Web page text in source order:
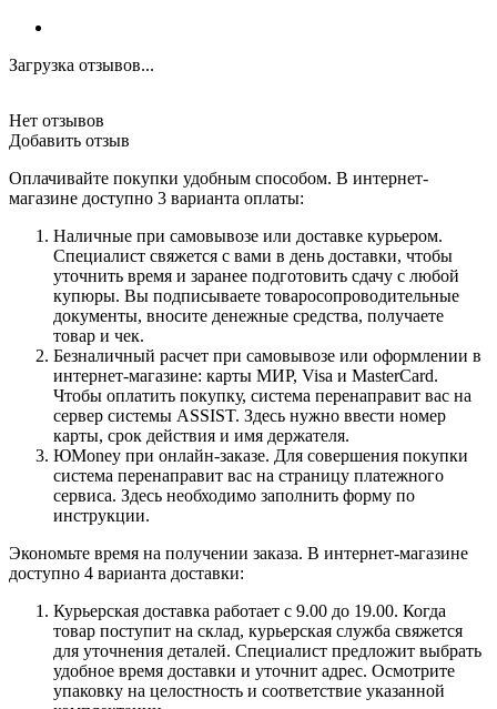
Загрузка отзывов...
Нет отзывов
Добавить отзыв
Оплачивайте покупки удобным способом. В интернет-
магазине доступно 3 варианта оплаты:
Наличные при самовывозе или доставке курьером.
Специалист свяжется с вами в день доставки, чтобы
уточнить время и заранее подготовить сдачу с любой
купюры. Вы подписываете товаросопроводительные
документы, вносите денежные средства, получаете
товар и чек.
Безналичный расчет при самовывозе или оформлении в
интернет-магазине: карты МИР, Visa и MasterCard.
Чтобы оплатить покупку, система перенаправит вас на
сервер системы ASSIST. Здесь нужно ввести номер
карты, срок действия и имя держателя.
ЮMoney при онлайн-заказе. Для совершения покупки
система перенаправит вас на страницу платежного
сервиса. Здесь необходимо заполнить форму по
инструкции.
Экономьте время на получении заказа. В интернет-магазине
доступно 4 варианта доставки:
Курьерская доставка работает с 9.00 до 19.00. Когда
товар поступит на склад, курьерская служба свяжется
для уточнения деталей. Специалист предложит выбрать
удобное время доставки и уточнит адрес. Осмотрите
упаковку на целостность и соответствие указанной